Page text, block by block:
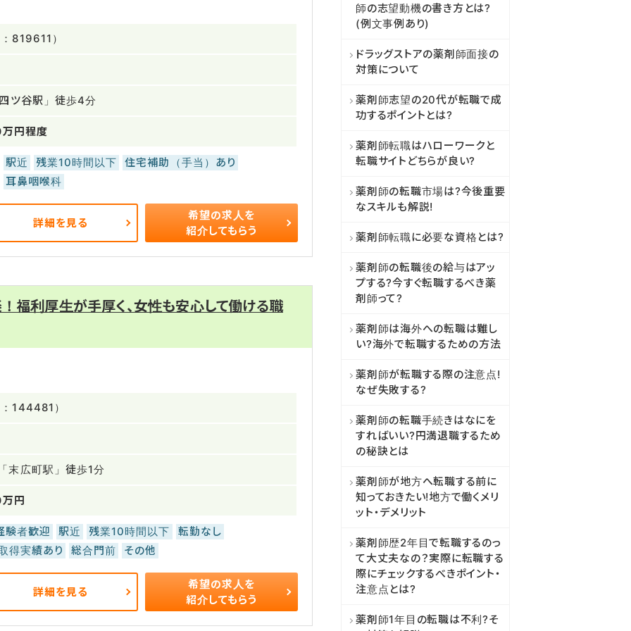
819611）
ツ谷駅」徒歩4分
円程度
駅近 残業10時間以下
住宅補助（手当）あり
耳鼻咽喉科
詳細を見る
希望の求人を
紹介してもらう
福利厚生が手厚く、女性も安心して働ける職
144481）
末広町駅」徒歩1分
円
験者歓迎 駅近 残業10時間以下
転勤なし
得実績あり
総合門前 その他
詳細を見る
希望の求人を
紹介してもらう
師の志望動機の書き方とは?
(例文事例あり)
ドラッグストアの薬剤師面接の
対策について
薬剤師志望の20代が転職で成
功するポイントとは?
薬剤師転職はハローワークと
転職サイトどちらが良い?
薬剤師の転職市場は?今後重要
なスキルも解説!
薬剤師転職に必要な資格とは?
薬剤師の転職後の給与はアッ
プする?今すぐ転職するべき薬
剤師って?
薬剤師は海外への転職は難し
い?海外で転職するための方法
薬剤師が転職する際の注意点!
なぜ失敗する?
薬剤師の転職手続きはなにを
すればいい?円満退職するため
の秘訣とは
薬剤師が地方へ転職する前に
知っておきたい!地方で働くメリ
ット・デメリット
薬剤師歴2年目で転職するのっ
て大丈夫なの？実際に転職する
際にチェックするべきポイント・
注意点とは?
薬剤師1年目の転職は不利?そ